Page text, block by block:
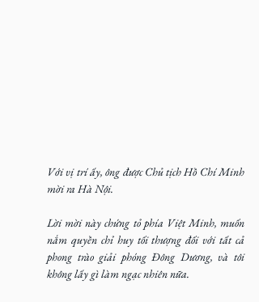
Với vị trí ấy, ông được Chủ tịch Hồ Chí Minh
mời ra Hà Nội.
Lời mời này chứng tỏ phía Việt Minh, muốn
nắm quyền chỉ huy tối thượng đối với tất cả
phong trào giải phóng Đông Dương, và tôi
không lấy gì làm ngạc nhiên nữa.